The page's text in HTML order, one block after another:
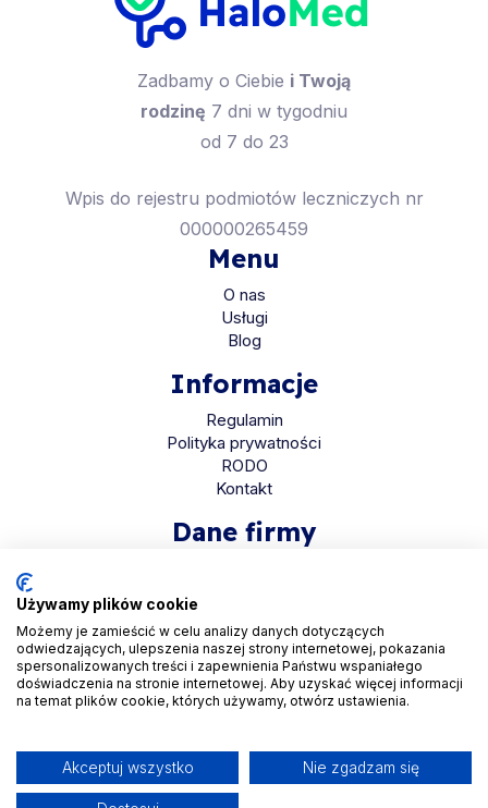
Zadbamy o Ciebie i Twoją
rodzinę 7 dni w tygodniu
od 7 do 23
Wpis do rejestru podmiotów leczniczych nr
000000265459
Menu
O nas
Usługi
Blog
Informacje
Regulamin
Polityka prywatności
RODO
Kontakt
Dane firmy
ul. Bolkowska 2D
01-466 Warszawa
KRS 0001048558
REGON 525935069
NIP 5223265608
Używamy plików cookie
Możemy je zamieścić w celu analizy danych dotyczących
odwiedzających, ulepszenia naszej strony internetowej, pokazania
spersonalizowanych treści i zapewnienia Państwu wspaniałego
doświadczenia na stronie internetowej. Aby uzyskać więcej informacji
na temat plików cookie, których używamy, otwórz ustawienia.
Akceptuj wszystko Nie zgadzam się